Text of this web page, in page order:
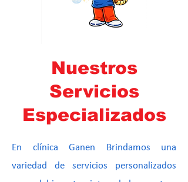
Nuestros
Servicios
Especializados
En clínica Ganen Brindamos una
variedad de servicios personalizados